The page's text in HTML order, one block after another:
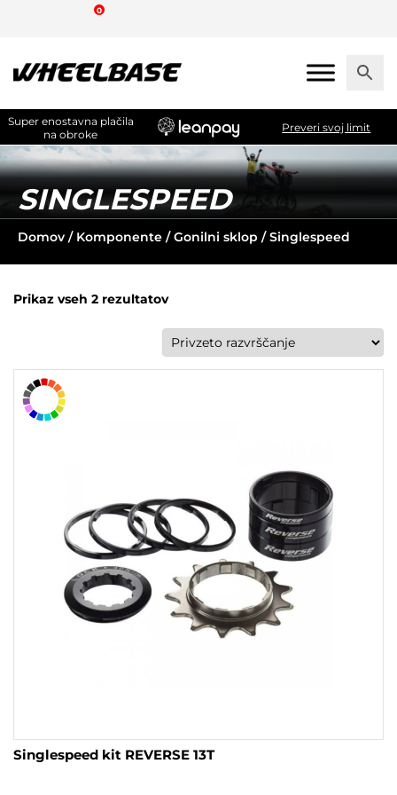
content
0
Super enostavna plačila
na obroke
Preveri svoj limit
SINGLESPEED
Domov / Komponente /Gonilni sklop / Singlespeed
Prikaz vseh 2 rezultatov
Singlespeed kit REVERSE 13T